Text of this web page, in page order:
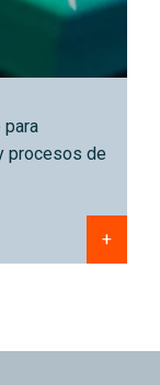
para
procesos de
+